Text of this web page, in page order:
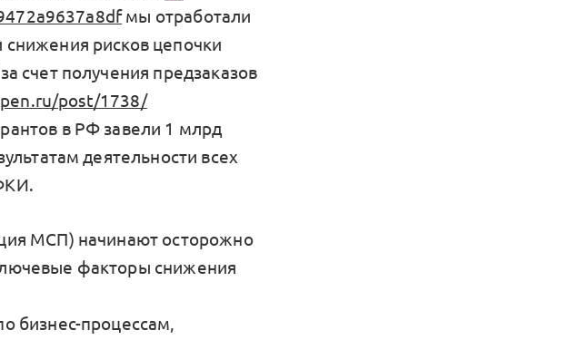
мы отработали
рисков цепочки
счет получения предзаказов
post/1738/
в РФ завели 1 млрд
деятельности всех
МСП) начинают осторожно
факторы снижения
бизнес-процессам,